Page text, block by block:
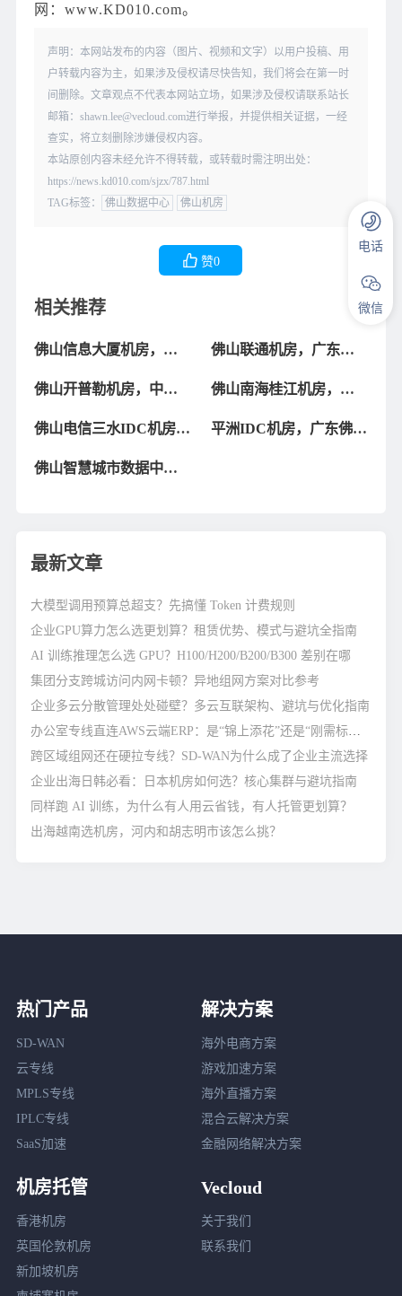
网：www.KD010.com。
声明：本网站发布的内容（图片、视频和文字）以用户投稿、用
户转载内容为主，如果涉及侵权请尽快告知，我们将会在第一时
间删除。文章观点不代表本网站立场，如果涉及侵权请联系站长
邮箱：shawn.lee@vecloud.com进行举报，并提供相关证据，一经
查实，将立刻删除涉嫌侵权内容。
本站原创内容未经允许不得转载，或转载时需注明出处：
https://news.kd010.com/sjzx/787.html
TAG标签：
佛山数据中心 佛山机房
赞0
相关推荐
佛山信息大厦机房，佛
机房介绍
佛山联通机房，广东佛
佛山开普勒机房，中国
南数据中心介绍
佛山南海桂江机房，佛
绍
佛山电信三水IDC机房,
平洲IDC机房，广东佛山
佛山智慧城市数据中心
最新文章
大模型调用预算总超支？先搞懂 Token 计费规则
企业GPU算力怎么选更划算？租赁优势、模式与避坑全指南
AI 训练推理怎么选 GPU？H100/H200/B200/B300 差别在哪
集团分支跨城访问内网卡顿？异地组网方案对比参考
企业多云分散管理处处碰壁？多云互联架构、避坑与优化指南
跨区域组网还在硬拉专线？SD-WAN为什么成了企业主流选择
企业出海日韩必看：日本机房如何选？核心集群与避坑指南
同样跑 AI 训练，为什么有人用云省钱，有人托管更划算？
出海越南选机房，河内和胡志明市该怎么挑？
热门产品
SD-WAN
云专线
MPLS专线
IPLC专线
SaaS加速
解决方案
海外电商方案
游戏加速方案
海外直播方案
混合云解决方案
金融网络解决方案
机房托管
香港机房
英国伦敦机房
新加坡机房
Vecloud
关于我们
联系我们
电话
微信